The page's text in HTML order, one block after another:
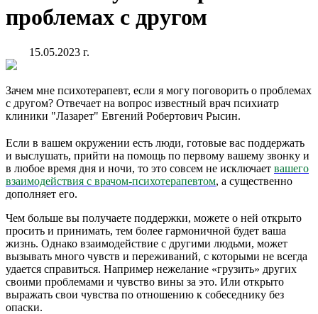
проблемах с другом
15.05.2023 г.
Зачем мне психотерапевт, если я могу поговорить о проблемах
с другом? Отвечает на вопрос известный врач психиатр
клиники "Лазарет" Евгений Робертович Рысин.
Если в вашем окружении есть люди, готовые вас поддержать
и выслушать, прийти на помощь по первому вашему звонку и
в любое время дня и ночи, то это совсем не исключает вашего
взаимодействия с врачом-психотерапевтом, а существенно
дополняет его.
Чем больше вы получаете поддержки, можете о ней открыто
просить и принимать, тем более гармоничной будет ваша
жизнь. Однако взаимодействие с другими людьми, может
вызывать много чувств и переживаний, с которыми не всегда
удается справиться. Например нежелание «грузить» других
своими проблемами и чувство вины за это. Или открыто
выражать свои чувства по отношению к собеседнику без
опаски.